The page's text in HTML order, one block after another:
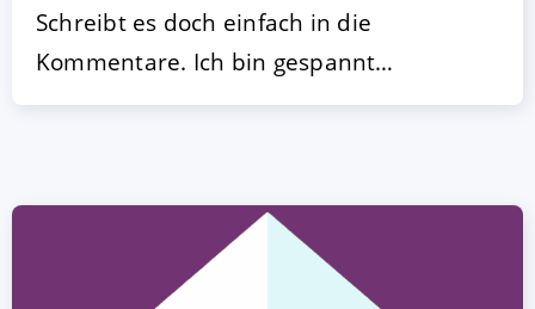
Schreibt es doch einfach in die
Kommentare. Ich bin gespannt…